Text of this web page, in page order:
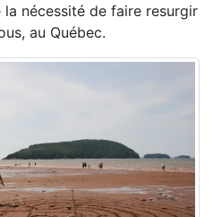
nécessité de faire resurgir
au Québec.